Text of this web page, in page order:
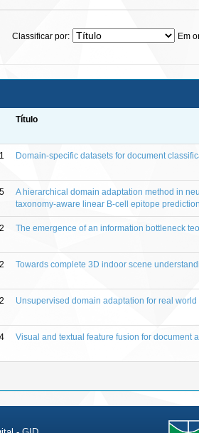
Classificar por: Em
Título
Domain-specific datasets for document
A hierarchical domain adaptation method in
taxonomy-aware linear B-cell epitope prediction
The emergence of an information bottleneck
Towards complete 3D indoor scene
Unsupervised domain adaptation for real
Visual and textual feature fusion for document